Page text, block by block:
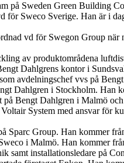
på Sweden Green Building
för Sweco Sverige. Han är i
vd för Swegon Group när
av produktområdena
Dahlgrens kontor i
avdelningschef vvs på
Dahlgren i Stockholm. Han
på Bengt Dahlgren i Malmö
System med ansvar för
Sparc Group. Han kommer
i Malmö. Han kommer
samt installationsledare på